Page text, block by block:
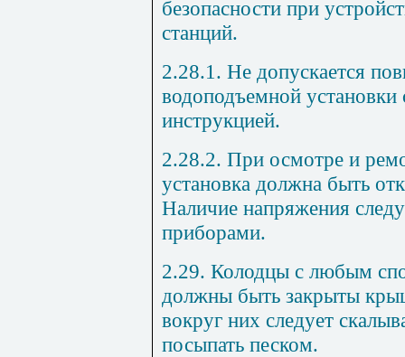
безопасности при
станций.
2.28.1. Не допускается
водоподъемной установки
инструкцией.
2.28.2. При осмотре и
установка должна быть
Наличие напряжения
приборами.
2.29. Колодцы с любым
должны быть закрыты
вокруг них следует
посыпать песком.